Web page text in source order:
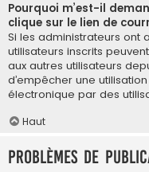
Pourquoi m’est-il
clique sur le lien de
Si les administrateurs ont
utilisateurs inscrits
aux autres utilisateurs
d’empêcher une
électronique par des
Haut
Problèmes de